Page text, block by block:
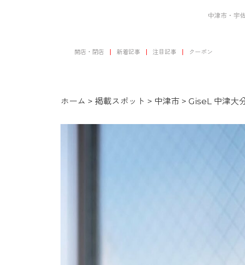
中津市・宇
開店・閉店 新着記事 注目記事 クーポン
ホーム > 掲載スポット > 中津市 > GiseL 中津大